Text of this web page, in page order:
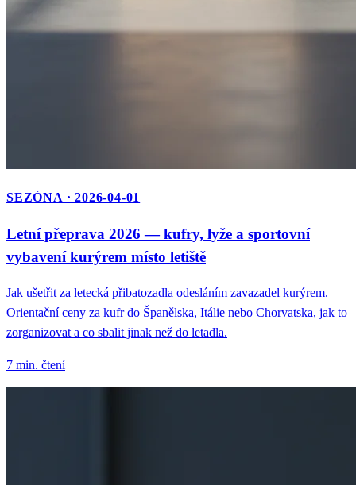
SEZÓNA · 2026-04-01
Letní přeprava 2026 — kufry, lyže a sportovní
vybavení kurýrem místo letiště
Jak ušetřit za letecká přibatozadla odesláním zavazadel kurýrem.
Orientační ceny za kufr do Španělska, Itálie nebo Chorvatska, jak to
zorganizovat a co sbalit jinak než do letadla.
7 min. čtení